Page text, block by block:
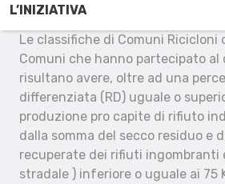
L’INIZIATIVA
Le classifiche di Comuni Ricicloni
Comuni che hanno partecipato al
risultano avere, oltre ad una
differenziata (RD) uguale o
produzione pro capite di rifiuto
dalla somma del secco residuo e
recuperate dei rifiuti ingombranti
stradale ) inferiore o uguale ai